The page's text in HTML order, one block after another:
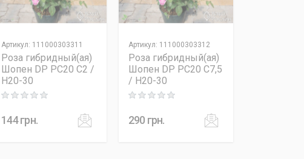
Артикул: 111000303311
Роза гибридный(ая)
Шопен DP PC20 C2 /
H20-30
Rating: 0 out of 5
144грн.
Артикул: 111000303312
Роза гибридный(ая)
Шопен DP PC20 C7,5
/ H20-30
Rating: 0 out of 5
290 грн.